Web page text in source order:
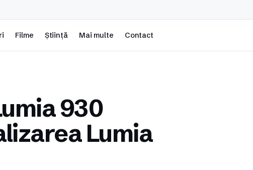
Filme Știință Mai multe Contact
930
Lumia